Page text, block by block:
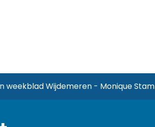
weekblad Wijdemeren - Monique Stam